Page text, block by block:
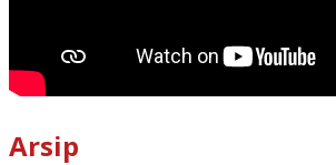
Arsip